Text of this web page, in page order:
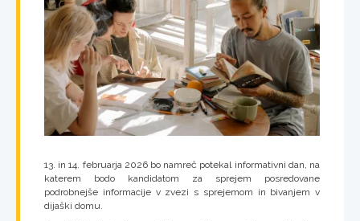
13. in 14. februarja 2026 bo namreč potekal informativni dan, na
katerem bodo kandidatom za sprejem posredovane
podrobnejše informacije v zvezi s sprejemom in bivanjem v
dijaški domu.